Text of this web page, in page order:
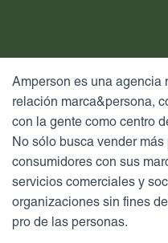
Amperson es una agencia
relación marca&persona,
con la gente como centro
No sólo busca vender
consumidores con sus
servicios comerciales y
organizaciones sin fines
pro de las personas.